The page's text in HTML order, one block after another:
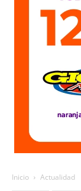
Inicio Actualidad